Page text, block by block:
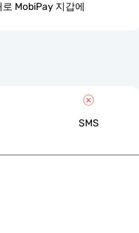
로 MobiPay 지갑에
SMS